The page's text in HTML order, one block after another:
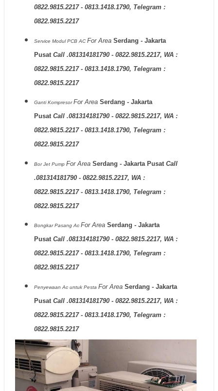
0822.9815.2217 - 0813.1418.1790, Telegram :
0822.9815.2217
Service Modul PCB AC For Area Serdang - Jakarta
PusatCall .081314181790 - 0822.9815.2217, WA :
0822.9815.2217 - 0813.1418.1790, Telegram :
0822.9815.2217
Ganti KompresorFor Area Serdang - Jakarta
PusatCall .081314181790 - 0822.9815.2217, WA :
0822.9815.2217 - 0813.1418.1790, Telegram :
0822.9815.2217
Bor Jet Pump For Area Serdang - Jakarta PusatCall
.081314181790 - 0822.9815.2217, WA :
0822.9815.2217 - 0813.1418.1790, Telegram :
0822.9815.2217
Bongkar Pasang Ac For Area Serdang - Jakarta
PusatCall .081314181790 - 0822.9815.2217, WA :
0822.9815.2217 - 0813.1418.1790, Telegram :
0822.9815.2217
Penyewaan Ac untuk Pesta For Area Serdang - Jakarta
PusatCall .081314181790 - 0822.9815.2217, WA :
0822.9815.2217 - 0813.1418.1790, Telegram :
0822.9815.2217